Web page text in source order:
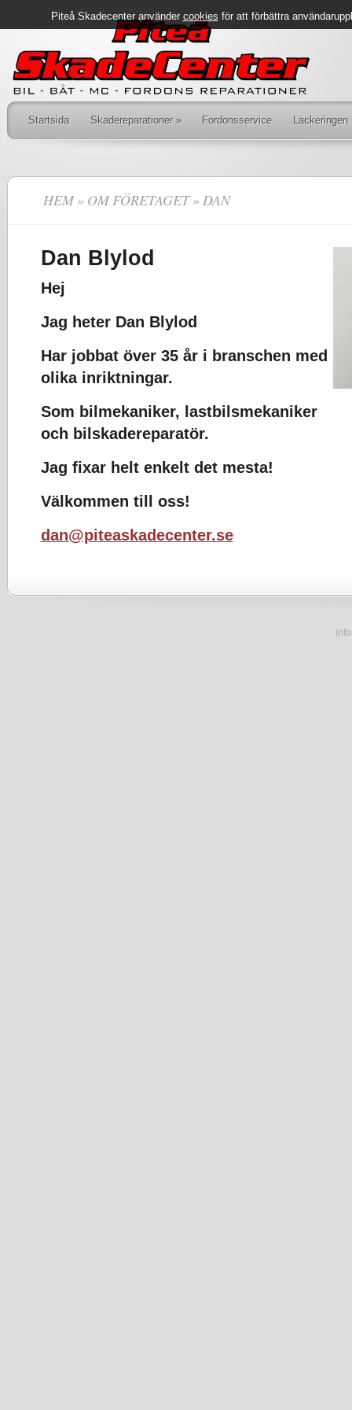
Piteå Skadecenteranvänder cookies för att förbättra
Startsida Skadereparationer» Fordonsservice Lackeringen
DU ÄR HÄR
HEM» OM FÖRETAGET» DAN
Dan Blylod
Hej
Jag heter Dan Blylod
Har jobbat över 35 år i branschen med
olika inriktningar.
Som bilmekaniker, lastbilsmekaniker
och bilskadereparatör.
Jag fixar helt enkelt det mesta!
Välkommen till oss!
dan@piteaskadecenter.se